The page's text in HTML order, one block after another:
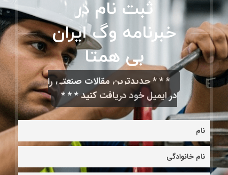
ثبت نام در
خبرنامه وگ ایران
بی همتا
* * * جدیدترین مقالات صنعتی را
در ایمیل خود دریافت کنید * * *